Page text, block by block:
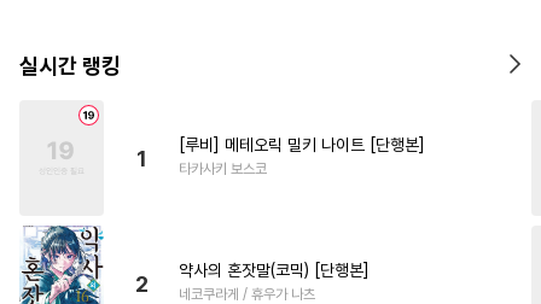
실시간 랭킹
1
[루비] 메테오릭 밀키 나이트 [단행본]
타카사키 보스코
2
약사의 혼잣말(코믹) [단행본]
네코쿠라게 / 휴우가 나츠